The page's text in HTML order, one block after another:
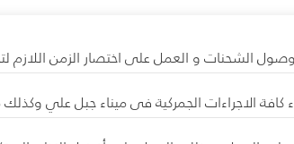
وصول الشحنات و العمل على اختصار الزمن اللازم
كافة الاجراءات الجمركية فى ميناء جبل علي